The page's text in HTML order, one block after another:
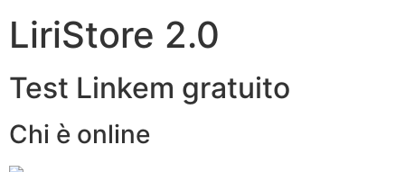
LiriStore 2.0
Test Linkem gratuito
Chi è online